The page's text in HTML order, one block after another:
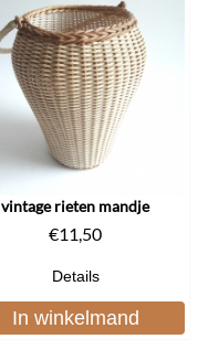
vintage rieten mandje
€11,50
Details
In winkelmand